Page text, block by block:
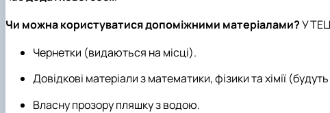
Чи можна користуватися допоміжними матеріалами?У
Чернетки (видаються на місці).
Довідкові матеріали з математики, фізики та хімії
Власну прозору пляшку з водою.